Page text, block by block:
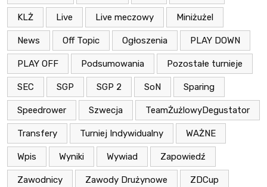
KLŻ Live Live meczowy Miniżużel
News Off Topic Ogłoszenia PLAY DOWN
PLAY OFF Podsumowania Pozostałe turnieje
SEC SGP SGP 2 SoN Sparing
Speedrower Szwecja TeamŻużlowyDegustator
Transfery Turniej Indywidualny WAŻNE
Wpis Wyniki Wywiad Zapowiedź
Zawodnicy Zawody Drużynowe ZDCup